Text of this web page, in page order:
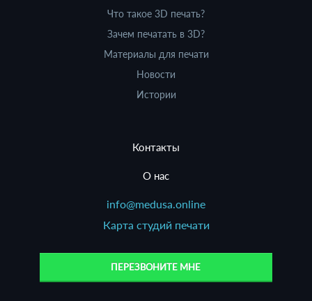
Что такое 3D печать?
Зачем печатать в 3D?
Материалы для печати
Новости
Истории
Контакты
О нас
info@medusa.online
Карта студий печати
ПЕРЕЗВОНИТЕ МНЕ